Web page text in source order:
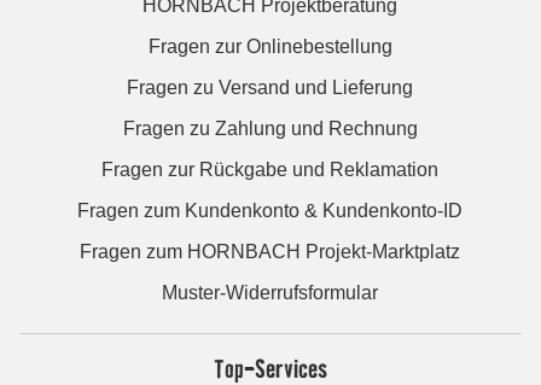
HORNBACH Projektberatung
Fragen zur Onlinebestellung
Fragen zu Versand und Lieferung
Fragen zu Zahlung und Rechnung
Fragen zur Rückgabe und Reklamation
Fragen zum Kundenkonto & Kundenkonto-ID
Fragen zum HORNBACH Projekt-Marktplatz
Muster-Widerrufsformular
Top-Services